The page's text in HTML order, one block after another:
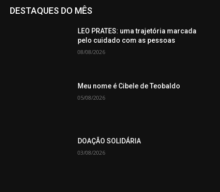
DESTAQUES DO MÊS
LEO PRATES: uma trajetória marcada
pelo cuidado com as pessoas
08/08/2026
Meu nome é Cibele de Teobaldo
05/08/2026
DOAÇÃO SOLIDÁRIA
03/08/2026